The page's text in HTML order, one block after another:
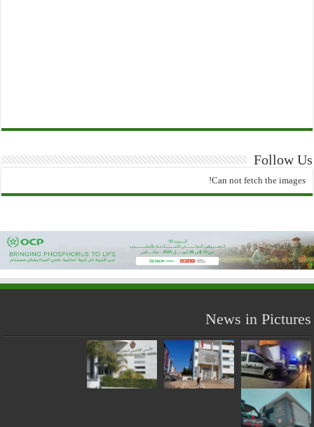
Follow Us
Can not fetch the images!
News in Pictures